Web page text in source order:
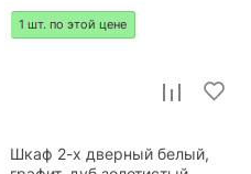
1 шт. по этой цене
Шкаф 2-х дверный белый,